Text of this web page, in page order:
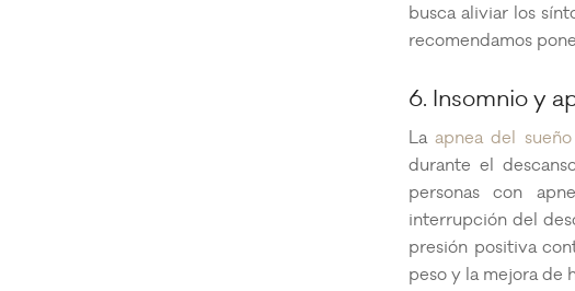
busca aliviar los
recomendamos
6. Insomnio y
Laapnea del sueño
durante el
personas con
interrupción del
presión positiva
peso y la mejora de